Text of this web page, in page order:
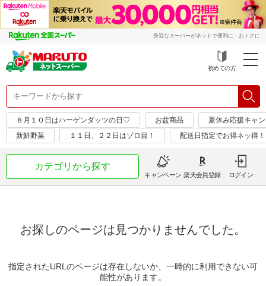
身近なスーパーがネットで便利に・おトクに
初めての方
８月１０日はハーゲンダッツの日♡ お盆商品
夏休み応援キャ
新鮮野菜
１１日、２２日はゾロ目！ 配送日指定でお得ネッ得！
カテゴリから探す
キャンペーン 楽天会員登録 ログイン
お探しのページは見つかりませんでした。
指定されたURLのページは存在しないか、一時的に利用できない可
能性があります。